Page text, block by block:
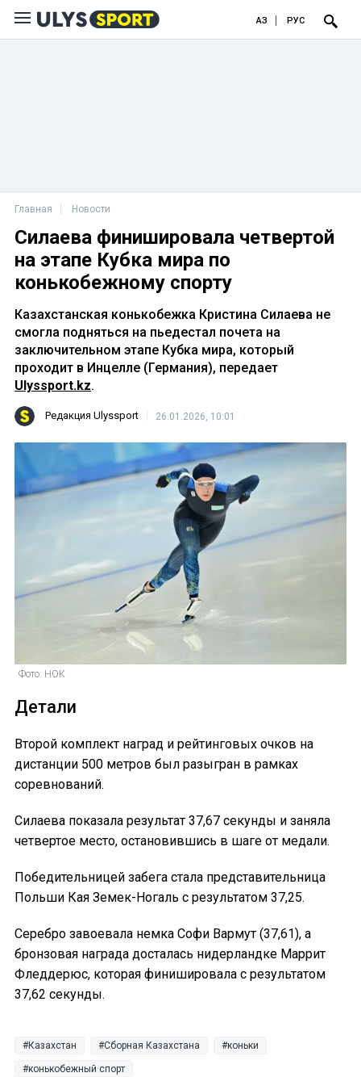
ҚАЗ РУС
Главная Новости
Силаева финишировала четвертой
на этапе Кубка мира по
конькобежному спорту
Казахстанская конькобежка Кристина Силаева не
смогла подняться на пьедестал почета на
заключительном этапе Кубка мира, который
проходит в Инцелле (Германия), передает
Ulyssport.kz.
Редакция Ulyssport 26.01.2026, 10:01
Фото: НОК
Детали
Второй комплект наград и рейтинговых очков на
дистанции 500 метров был разыгран в рамках
соревнований.
Силаева показала результат 37,67 секунды и заняла
четвертое место, остановившись в шаге от медали.
Победительницей забега стала представительница
Польши Кая Земек-Ногаль с результатом 37,25.
Серебро завоевала немка Софи Вармут (37,61), а
бронзовая награда досталась нидерландке Маррит
Фледдерюс, которая финишировала с результатом
37,62 секунды.
Казахстан Сборная Казахстана коньки
конькобежный спорт